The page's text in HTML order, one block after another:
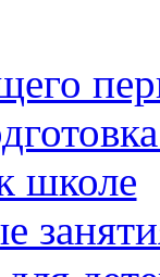
школе